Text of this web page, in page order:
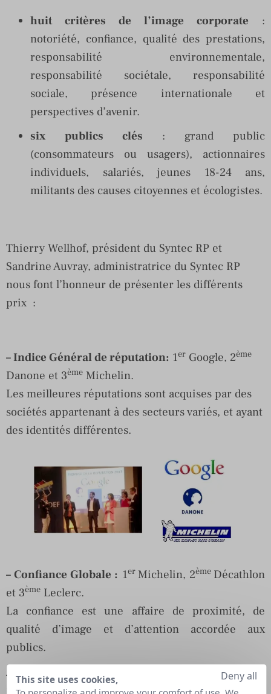
huit critères de l’image corporate :
notoriété, confiance, qualité des prestations,
responsabilité environnementale,
responsabilité sociétale, responsabilité
sociale, présence internationale et
perspectives d’avenir.
six publics clés : grand public
(consommateurs ou usagers), actionnaires
individuels, salariés, jeunes 18-24 ans,
militants des causes citoyennes et écologistes.
Thierry Wellhof, président du Syntec RP et
Sandrine Auvray, administratrice du Syntec RP
nous font l’honneur de présenter les différents
prix :
– Indice Général de réputation: 1er Google, 2ème
Danone et 3ème Michelin.
Les meilleures réputations sont acquises par des
sociétés appartenant à des secteurs variés, et ayant
des identités différentes.
– Confiance Globale : 1er Michelin, 2ème Décathlon
et 3ème Leclerc.
La confiance est une affaire de proximité, de
qualité d’image et d’attention accordée aux
publics.
– Qualité des prestations :
Michelin, 2ème
ème
This site uses cookies,
Deny all